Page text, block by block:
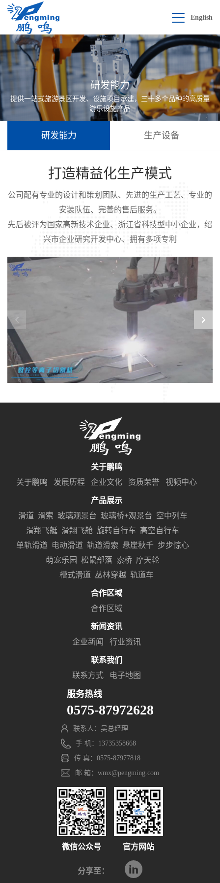
English
研发能力
提供一站式旅游景区开发、设施项目承建，三十多个品种的高质量
游乐设施产品
研发能力 生产设备
打造精益化生产模式
公司配有专业的设计和策划团队、先进的生产工艺、专业的
安装队伍、完善的售后服务。
先后被评为国家高新技术企业、浙江省科技型中小企业，绍
兴市企业研究开发中心、拥有多项专利
关于鹏鸣
关于鹏鸣
发展历程 企业文化 资质荣誉 视频中心
产品展示
滑道 滑索 玻璃观景台 玻璃桥+观景台 空中列车
滑翔飞艇 滑翔飞舱 旋转自行车 高空自行车
单轨滑道
电动滑道 轨道滑索 悬崖秋千 步步惊心
萌宠乐园
松鼠部落 索桥 摩天轮
槽式滑道 丛林穿越 轨道车
合作区域
合作区域
新闻资讯
企业新闻
行业资讯
联系我们
联系方式
电子地图
服务热线
0575-87972628
联系人：吴总经理
手 机：13735358668
传 真：0575-87977818
邮 箱：wmx@pengming.com
微信公众号 官方网站
分享至：